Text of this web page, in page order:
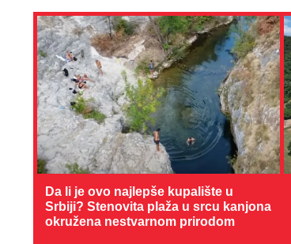
Da li je ovo najlepše kupalište u
Srbiji? Stenovita plaža u srcu kanjona
okružena nestvarnom prirodom